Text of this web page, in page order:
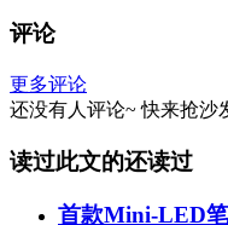
评论
更多评论
还没有人评论~ 快来抢沙
读过此文的还读过
首款Mini-LED